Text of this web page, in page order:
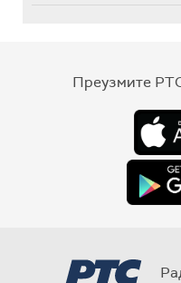
Преузмите